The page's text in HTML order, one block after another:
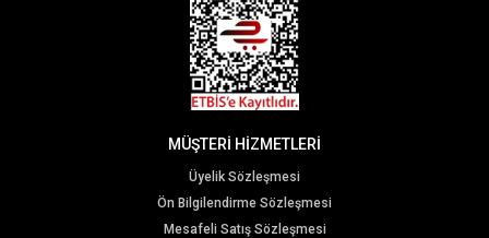
MÜŞTERİ HİZMETLERİ
Üyelik Sözleşmesi
Ön Bilgilendirme Sözleşmesi
Mesafeli Satış Sözleşmesi